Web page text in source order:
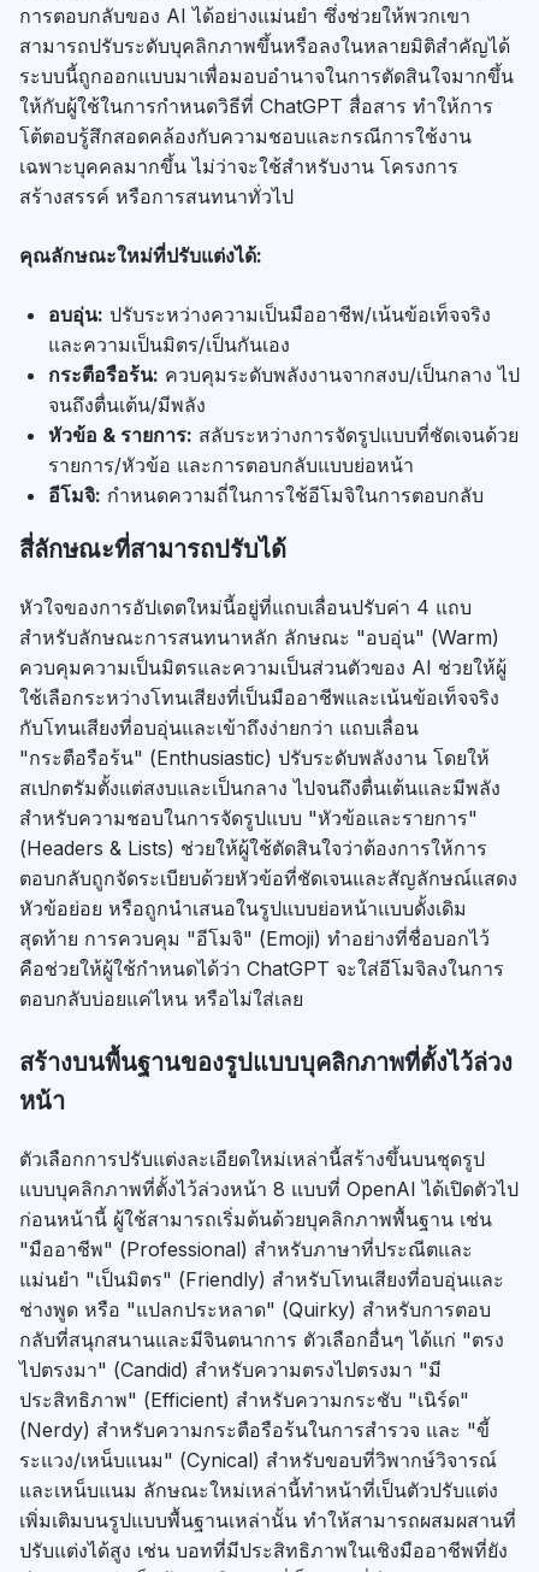
การตอบกลับของ AI ได้อย่างแม่นยำ ซึ่งช่วยให้พวกเขา
สามารถปรับระดับบุคลิกภาพขึ้นหรือลงในหลายมิติสำคัญได้
ระบบนี้ถูกออกแบบมาเพื่อมอบอำนาจในการตัดสินใจมากขึ้น
ให้กับผู้ใช้ในการกำหนดวิธีที่ ChatGPT สื่อสาร ทำให้การ
โต้ตอบรู้สึกสอดคล้องกับความชอบและกรณีการใช้งาน
เฉพาะบุคคลมากขึ้น ไม่ว่าจะใช้สำหรับงาน โครงการ
สร้างสรรค์ หรือการสนทนาทั่วไป
คุณลักษณะใหม่ที่ปรับแต่งได้:
อบอุ่น: ปรับระหว่างความเป็นมืออาชีพ/เน้นข้อเท็จจริง
และความเป็นมิตร/เป็นกันเอง
กระตือรือร้น: ควบคุมระดับพลังงานจากสงบ/เป็นกลาง ไป
จนถึงตื่นเต้น/มีพลัง
หัวข้อ & รายการ: สลับระหว่างการจัดรูปแบบที่ชัดเจนด้วย
รายการ/หัวข้อ และการตอบกลับแบบย่อหน้า
อีโมจิ: กำหนดความถี่ในการใช้อีโมจิในการตอบกลับ
สี่ลักษณะที่สามารถปรับได้
หัวใจของการอัปเดตใหม่นี้อยู่ที่แถบเลื่อนปรับค่า 4 แถบ
สำหรับลักษณะการสนทนาหลัก ลักษณะ "อบอุ่น" (Warm)
ควบคุมความเป็นมิตรและความเป็นส่วนตัวของ AI ช่วยให้ผู้
ใช้เลือกระหว่างโทนเสียงที่เป็นมืออาชีพและเน้นข้อเท็จจริง
กับโทนเสียงที่อบอุ่นและเข้าถึงง่ายกว่า แถบเลื่อน
"กระตือรือร้น" (Enthusiastic) ปรับระดับพลังงาน โดยให้
สเปกตรัมตั้งแต่สงบและเป็นกลาง ไปจนถึงตื่นเต้นและมีพลัง
สำหรับความชอบในการจัดรูปแบบ "หัวข้อและรายการ"
(Headers & Lists) ช่วยให้ผู้ใช้ตัดสินใจว่าต้องการให้การ
ตอบกลับถูกจัดระเบียบด้วยหัวข้อที่ชัดเจนและสัญลักษณ์แสดง
หัวข้อย่อย หรือถูกนำเสนอในรูปแบบย่อหน้าแบบดั้งเดิม
สุดท้าย การควบคุม "อีโมจิ" (Emoji) ทำอย่างที่ชื่อบอกไว้
คือช่วยให้ผู้ใช้กำหนดได้ว่า ChatGPT จะใส่อีโมจิลงในการ
ตอบกลับบ่อยแค่ไหน หรือไม่ใส่เลย
สร้างบนพื้นฐานของรูปแบบบุคลิกภาพที่ตั้งไว้ล่วง
หน้า
ตัวเลือกการปรับแต่งละเอียดใหม่เหล่านี้สร้างขึ้นบนชุดรูป
แบบบุคลิกภาพที่ตั้งไว้ล่วงหน้า 8 แบบที่ OpenAI ได้เปิดตัวไป
ก่อนหน้านี้ ผู้ใช้สามารถเริ่มต้นด้วยบุคลิกภาพพื้นฐาน เช่น
"มืออาชีพ" (Professional) สำหรับภาษาที่ประณีตและ
แม่นยำ "เป็นมิตร" (Friendly) สำหรับโทนเสียงที่อบอุ่นและ
ช่างพูด หรือ "แปลกประหลาด" (Quirky) สำหรับการตอบ
กลับที่สนุกสนานและมีจินตนาการ ตัวเลือกอื่นๆ ได้แก่ "ตรง
ไปตรงมา" (Candid) สำหรับความตรงไปตรงมา "มี
ประสิทธิภาพ" (Efficient) สำหรับความกระชับ "เนิร์ด"
(Nerdy) สำหรับความกระตือรือร้นในการสำรวจ และ "ขี้
ระแวง/เหน็บแนม" (Cynical) สำหรับขอบที่วิพากษ์วิจารณ์
และเหน็บแนม ลักษณะใหม่เหล่านี้ทำหน้าที่เป็นตัวปรับแต่ง
เพิ่มเติมบนรูปแบบพื้นฐานเหล่านั้น ทำให้สามารถผสมผสานที่
ปรับแต่งได้สูง เช่น บอทที่มีประสิทธิภาพในเชิงมืออาชีพที่ยัง